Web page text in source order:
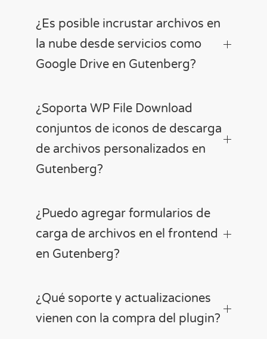
¿Es posible incrustar archivos en
la nube desde servicios como
Google Drive en Gutenberg?
¿Soporta WP File Download
conjuntos de iconos de descarga
de archivos personalizados en
Gutenberg?
¿Puedo agregar formularios de
carga de archivos en el frontend
en Gutenberg?
¿Qué soporte y actualizaciones
vienen con la compra del plugin?